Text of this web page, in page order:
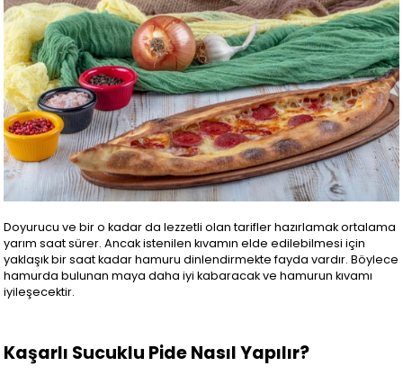
Doyurucu ve bir o kadar da lezzetli olan tarifler hazırlamak ortalama
yarım saat sürer. Ancak istenilen kıvamın elde edilebilmesi için
yaklaşık bir saat kadar hamuru dinlendirmekte fayda vardır. Böylece
hamurda bulunan maya daha iyi kabaracak ve hamurun kıvamı
iyileşecektir.
Kaşarlı Sucuklu Pide Nasıl Yapılır?